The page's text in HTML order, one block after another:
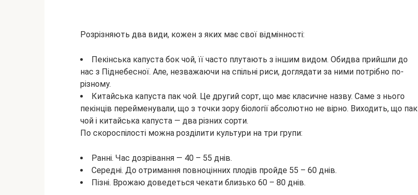
Розрізняють два види, кожен з яких має свої відмінності:
Пекінська капуста бок чой, її часто плутають з іншим видом. Обидва прийшли до
нас з Піднебесної. Але, незважаючи на спільні риси, доглядати за ними потрібно по-
різному.
Китайська капуста пак чой. Це другий сорт, що має класичне назву. Саме з нього
пекінців перейменували, що з точки зору біології абсолютно не вірно. Виходить, що пак
чой і китайська капуста — два різних сорти.
По скороспілості можна розділити культури на три групи:
Ранні. Час дозрівання — 40 – 55 днів.
Середні. До отримання повноцінних плодів пройде 55 – 60 днів.
Пізні. Врожаю доведеться чекати близько 60 – 80 днів.